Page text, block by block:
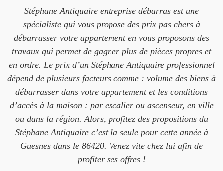
Stéphane Antiquaire entreprise débarras est une
spécialiste qui vous propose des prix pas chers à
débarrasser votre appartement en vous proposons des
travaux qui permet de gagner plus de pièces propres et
en ordre. Le prix d’un Stéphane Antiquaire professionnel
dépend de plusieurs facteurs comme : volume des biens à
débarrasser dans votre appartement et les conditions
d’accès à la maison : par escalier ou ascenseur, en ville
ou dans la région. Alors, profitez des propositions du
Stéphane Antiquaire c’est la seule pour cette année à
Guesnes dans le 86420. Venez vite chez lui afin de
profiter ses offres !